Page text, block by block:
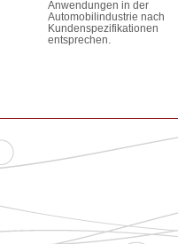
Anwendungen in der
Automobilindustrie nach
Kundenspezifikationen
entsprechen.